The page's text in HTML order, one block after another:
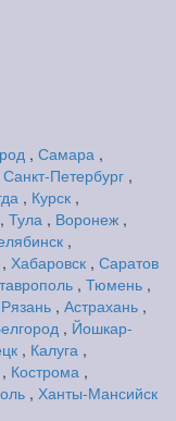
, Самара ,
Санкт-Петербург ,
, Курск ,
, Тула , Воронеж ,
,
, Хабаровск , Саратов
, Тюмень ,
Рязань , Астрахань ,
, Йошкар-
, Калуга ,
, Кострома ,
, Ханты-Мансийск